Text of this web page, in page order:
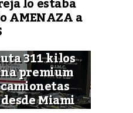
AMENAZA a
311 kilos
premium
Miami